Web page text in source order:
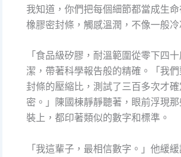
我知道，你們把每個細節都當成生
橡膠密封條，觸感溫潤，不像一般
「食品級矽膠，耐溫範圍從零下四
潔，帶著科學報告般的精確。「我
封條的壓縮比，測試了三百多次才
密。」陳國棟靜靜聽著，眼前浮現
裝上，都印著類似的數字和標準。
「我這輩子，最相信數字。」他緩